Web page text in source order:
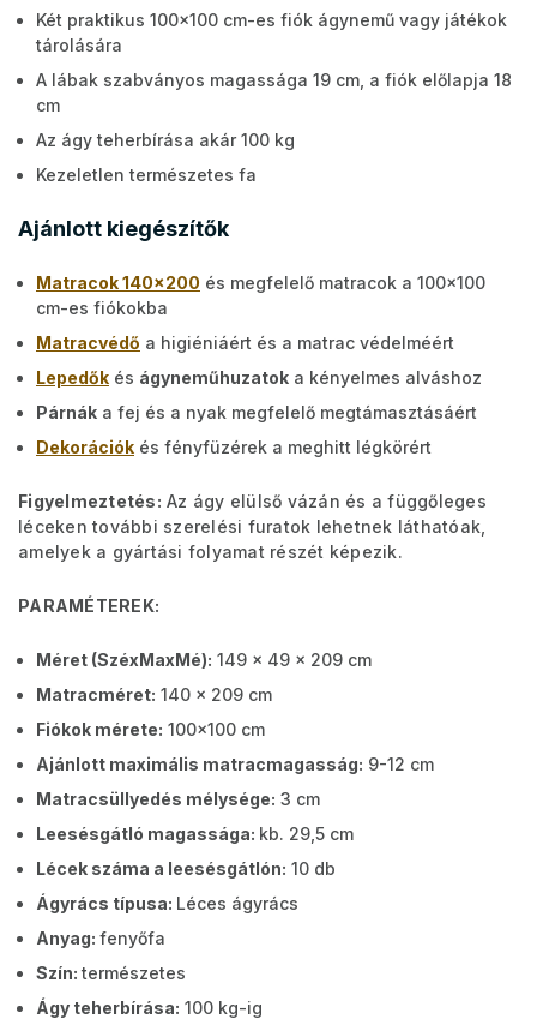
Két praktikus 100×100 cm-es fiók ágynemű vagy játékok
tárolására
A lábak szabványos magassága 19 cm, a fiók előlapja 18
cm
Az ágy teherbírása akár 100 kg
Kezeletlen természetes fa
Ajánlott kiegészítők
Matracok 140x200 és megfelelő matracok a 100×100
cm-es fiókokba
Matracvédő a higiéniáért és a matrac védelméért
Lepedők és ágyneműhuzatok a kényelmes alváshoz
Párnák a fej és a nyak megfelelő megtámasztásáért
Dekorációk és fényfüzérek a meghitt légkörért
Figyelmeztetés: Az ágy elülső vázán és a függőleges
léceken további szerelési furatok lehetnek láthatóak,
amelyek a gyártási folyamat részét képezik.
PARAMÉTEREK:
Méret (SzéxMaxMé): 149 x 49 x 209 cm
Matracméret: 140 x 209 cm
Fiókok mérete: 100x100 cm
Ajánlott maximális matracmagasság: 9-12 cm
Matracsüllyedés mélysége: 3 cm
Leesésgátló magassága: kb. 29,5 cm
Lécek száma a leesésgátlón: 10 db
Ágyrács típusa: Léces ágyrács
Anyag: fenyőfa
Szín: természetes
Ágy teherbírása: 100 kg-ig